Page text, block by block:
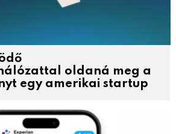
oldaná meg a
egy amerikai startup